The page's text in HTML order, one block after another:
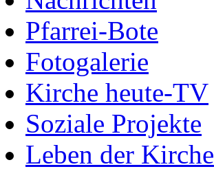
Pfarrei-Bote
Fotogalerie
Kirche heute-TV
Soziale Projekte
Leben der Kirche